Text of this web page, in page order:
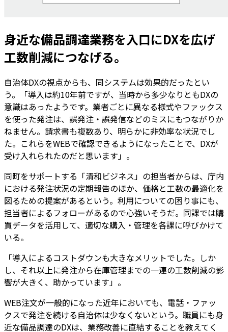
身近な備品調達業務を入口にDXを広げ
工数削減につなげる。
自治体DXの視点からも、同システムは効果的だったとい
う。「導入は約10年前ですが、当時から多少なりともDXの
意識はあったようです。業者ごとに異なる様式やファックス
を使った発注は、誤発注・誤発信などのミスにもつながりか
ねません。請求書も複数あり、明らかに非効率な状況でし
た。これらをWEBで確認できるようになったことで、DXが
受け入れられたのだと思います」。
同町をサポートする「清和ビジネス」の担当者からは、庁内
における発注状況の定期報告のほか、価格と工数の最適化を
図るための提案があるという。利用についての困り事にも、
担当者によるフォローがあるので心強いそうだ。同課では購
買データを活用して、適切な購入・管理を各課に呼びかけて
いる。
「導入によるコストダウンも大きなメリットでした。しか
し、それ以上に発注から在庫管理までの一連の工数削減の影
響が大きく、助かっています」。
WEB注文が一般的になった近年においても、電話・ファッ
クスで発注を続ける自治体は少なくないという。職員にも身
近な備品調達のDXは、業務改善に直結することを教えてく